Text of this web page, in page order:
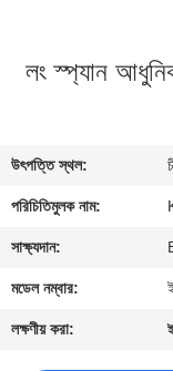
আমাদের
কারখানা
পরিদর্শন
গুণমান
নিয়ন্ত্রণ
লং স্প্যান
উৎপত্তি স্থল:
পরিচিতিমুলক নাম:
সাক্ষ্যদান:
মডেল নম্বার:
লক্ষণীয় করা: